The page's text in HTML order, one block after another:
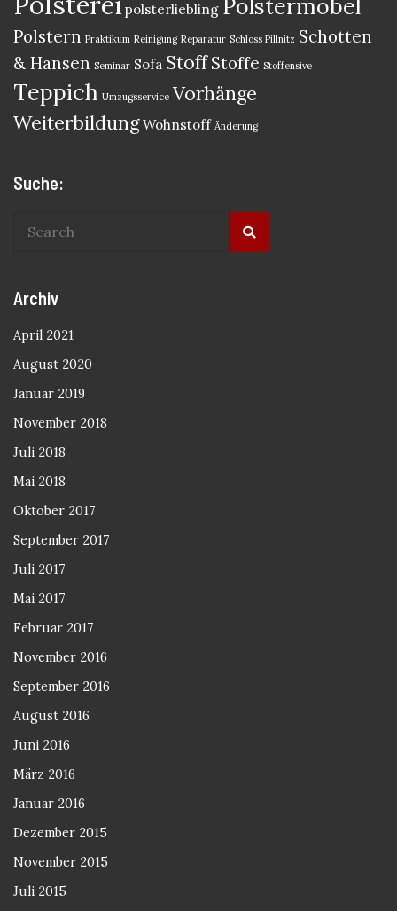
polsterliebling Polstermöbel
Polstern Praktikum Reinigung Reparatur Schloss Pillnitz Schotten
& Hansen Seminar Sofa Stoff Stoffe Stoffensive
Teppich Umzugsservice Vorhänge
Weiterbildung Wohnstoff Änderung
Suche:
Archiv
April 2021
August 2020
Januar 2019
November 2018
Juli 2018
Mai 2018
Oktober 2017
September 2017
Juli 2017
Mai 2017
Februar 2017
November 2016
September 2016
August 2016
Juni 2016
März 2016
Januar 2016
Dezember 2015
November 2015
Juli 2015